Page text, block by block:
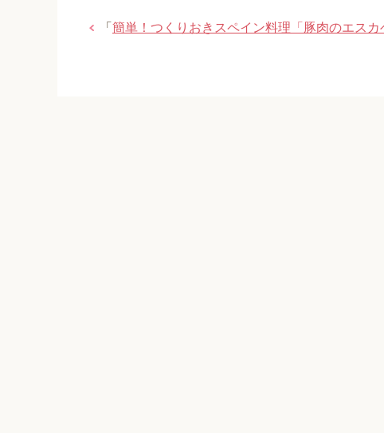
「 簡単！つくりおきスペイン料理「豚肉のエスカ